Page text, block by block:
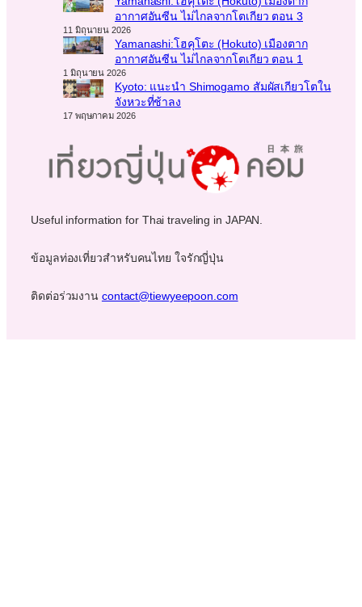
อากาศอันซีน ไม่ไกลจากโตเกียว ตอน 3
11 มิถุนายน 2026
Yamanashi:โฮคุโตะ (Hokuto) เมืองตาก
อากาศอันซีน ไม่ไกลจากโตเกียว ตอน 1
1 มิถุนายน 2026
Kyoto: แนะนำ Shimogamo สัมผัสเกียวโตใน
จังหวะที่ช้าลง
17 พฤษภาคม 2026
Useful information for Thai traveling in JAPAN.
ข้อมูลท่องเที่ยวสำหรับคนไทย ใจรักญี่ปุ่น
ติดต่อร่วมงาน contact@tiewyeepoon.com